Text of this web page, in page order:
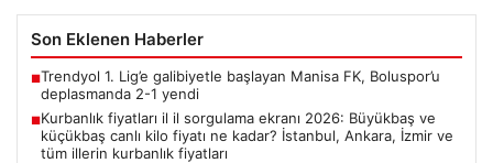
Son Eklenen Haberler
■Trendyol 1. Lig’e galibiyetle başlayan Manisa FK, Boluspor’u
deplasmanda 2-1 yendi
■Kurbanlık fiyatları il il sorgulama ekranı 2026: Büyükbaş ve
küçükbaş canlı kilo fiyatı ne kadar? İstanbul, Ankara, İzmir ve
tüm illerin kurbanlık fiyatları